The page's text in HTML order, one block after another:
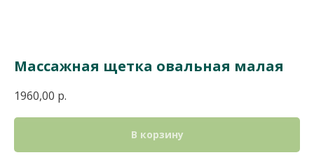
Массажная щетка овальная малая
1960,00 р.
В корзину